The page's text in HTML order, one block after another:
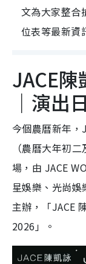
文為大家整合
位表等最新資
JACE
｜演出
今個農曆新年，
（農曆大年初
場，由 JACE
星娛樂、光尚
主辦，「JACE
2026」。